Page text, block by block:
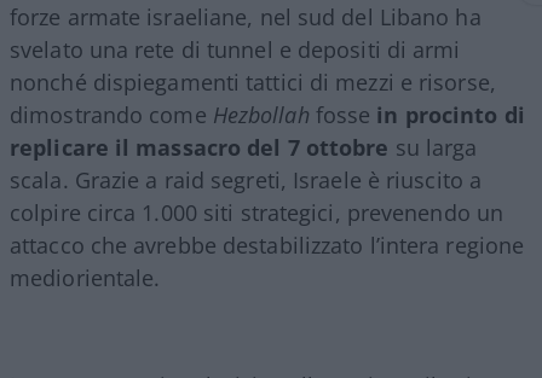
forze armate israeliane, nel sud del Libano ha
svelato una rete di tunnel e depositi di armi
nonché dispiegamenti tattici di mezzi e risorse,
dimostrando come Hezbollah fosse in procinto di
replicare il massacro del 7 ottobre su larga
scala. Grazie a raid segreti, Israele è riuscito a
colpire circa 1.000 siti strategici, prevenendo un
attacco che avrebbe destabilizzato l’intera regione
mediorientale.